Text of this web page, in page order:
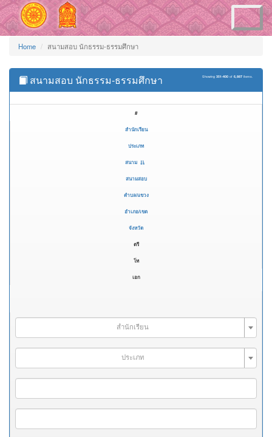
Toggle
navigation
Home สนามสอบ นักธรรม-ธรรมศึกษา
Showing 351-400 of 6,887 items.
สนามสอบ นักธรรม-ธรรมศึกษา
#
สำนักเรียน
ประเภท
สนาม
สนามสอบ
ตำบล/แขวง
อำเภอ/เขต
จังหวัด
ตรี
โท
เอก
สำนักเรียน
ประเภท